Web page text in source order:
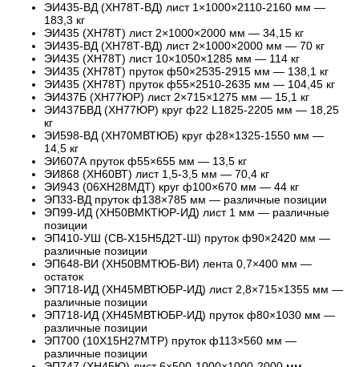
ЭИ435-ВД (ХН78Т-ВД) лист 1×1000×2110-2160 мм —
183,3 кг
ЭИ435 (ХН78Т) лист 2×1000×2000 мм — 34,15 кг
ЭИ435-ВД (ХН78Т-ВД) лист 2×1000×2000 мм — 70 кг
ЭИ435 (ХН78Т) лист 10×1050×1285 мм — 114 кг
ЭИ435 (ХН78Т) пруток ф50×2535-2915 мм — 138,1 кг
ЭИ435 (ХН78Т) пруток ф55×2510-2635 мм — 104,45 кг
ЭИ437Б (ХН77ЮР) лист 2×715×1275 мм — 15,1 кг
ЭИ437БВД (ХН77ЮР) круг ф22 L1825-2205 мм — 18,25
кг
ЭИ598-ВД (ХН70МВТЮБ) круг ф28×1325-1550 мм —
14,5 кг
ЭИ607А пруток ф55×655 мм — 13,5 кг
ЭИ868 (ХН60ВТ) лист 1,5-3,5 мм — 70,4 кг
ЭИ943 (06ХН28МДТ) круг ф100×670 мм — 44 кг
ЭП33-ВД пруток ф138×785 мм — различные позиции
ЭП99-ИД (ХН50ВМКТЮР-ИД) лист 1 мм — различные
позиции
ЭП410-УШ (СВ-Х15Н5Д2Т-Ш) пруток ф90×2420 мм —
различные позиции
ЭП648-ВИ (ХН50ВМТЮБ-ВИ) лента 0,7×400 мм —
остаток
ЭП718-ИД (ХН45МВТЮБР-ИД) лист 2,8×715×1355 мм —
различные позиции
ЭП718-ИД (ХН45МВТЮБР-ИД) пруток ф80×1030 мм —
различные позиции
ЭП700 (10Х15Н27МТР) пруток ф113×560 мм —
различные позиции